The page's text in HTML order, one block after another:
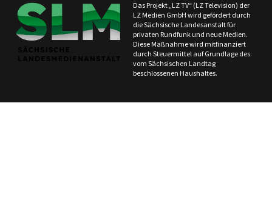
Das Projekt „LZ TV“ (LZ Television) der
LZ Medien GmbH wird gefördert durch
die Sächsische Landesanstalt für
privaten Rundfunk und neue Medien.
Diese Maßnahme wird mitfinanziert
durch Steuermittel auf Grundlage des
vom Sächsischen Landtag
beschlossenen Haushaltes.